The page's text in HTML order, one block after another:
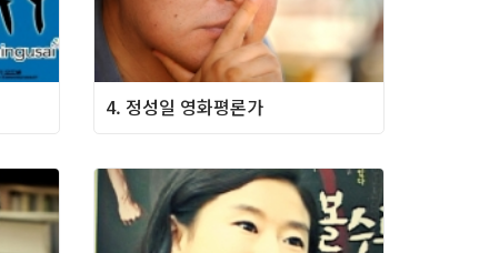
4. 정성일 영화평론가